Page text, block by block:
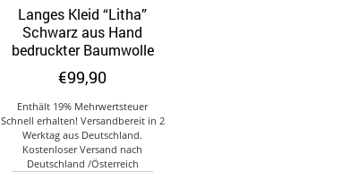
Auf die Wunschliste Quick View
Langes Kleid “Litha”
Schwarz aus Hand
bedruckter Baumwolle
€99,90
Enthält 19% Mehrwertsteuer
Schnell erhalten! Versandbereit in 2
Werktag aus Deutschland.
Kostenloser Versand nach
Deutschland /Österreich